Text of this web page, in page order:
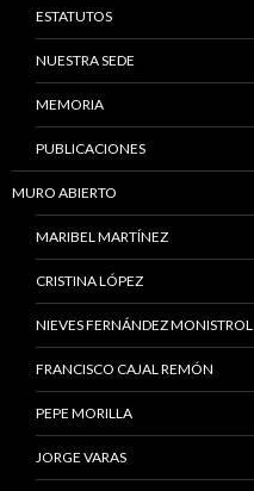
ESTATUTOS
NUESTRA SEDE
MEMORIA
PUBLICACIONES
MURO ABIERTO
MARIBEL MARTÍNEZ
CRISTINA LÓPEZ
NIEVES FERNÁNDEZ MONISTROL
FRANCISCO CAJAL REMÓN
PEPE MORILLA
JORGE VARAS